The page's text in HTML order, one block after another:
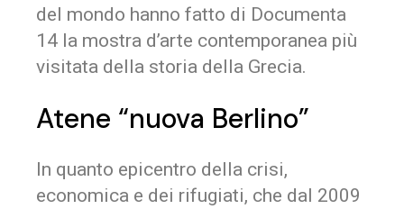
del mondo hanno fatto di Documenta
14 la mostra d’arte contemporanea più
visitata della storia della Grecia.
Atene “nuova Berlino”
In quanto epicentro della crisi,
economica e dei rifugiati, che dal 2009